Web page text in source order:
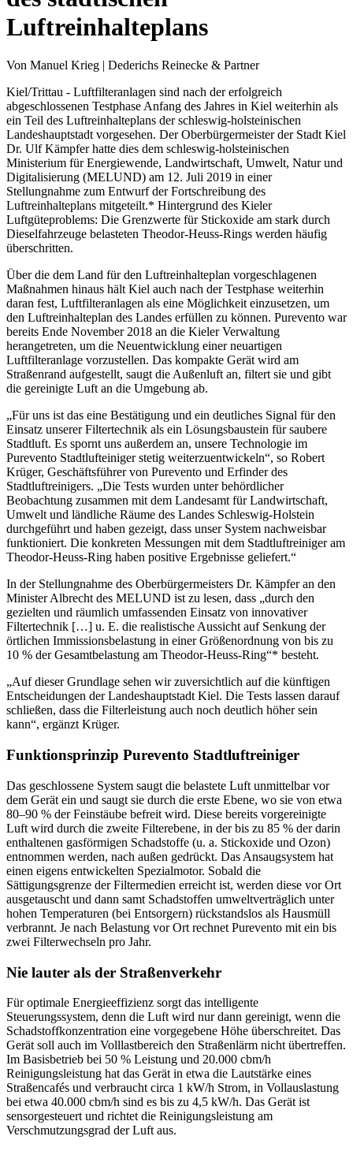
Luftreinhalteplans
Von Manuel Krieg | Dederichs Reinecke & Partner
Kiel/Trittau - Luftfilteranlagen sind nach der erfolgreich
abgeschlossenen Testphase Anfang des Jahres in Kiel weiterhin als
ein Teil des Luftreinhalteplans der schleswig-holsteinischen
Landeshauptstadt vorgesehen. Der Oberbürgermeister der Stadt Kiel
Dr. Ulf Kämpfer hatte dies dem schleswig-holsteinischen
Ministerium für Energiewende, Landwirtschaft, Umwelt, Natur und
Digitalisierung (MELUND) am 12. Juli 2019 in einer
Stellungnahme zum Entwurf der Fortschreibung des
Luftreinhalteplans mitgeteilt.* Hintergrund des Kieler
Luftgüteproblems: Die Grenzwerte für Stickoxide am stark durch
Dieselfahrzeuge belasteten Theodor-Heuss-Rings werden häufig
überschritten.
Über die dem Land für den Luftreinhalteplan vorgeschlagenen
Maßnahmen hinaus hält Kiel auch nach der Testphase weiterhin
daran fest, Luftfilteranlagen als eine Möglichkeit einzusetzen, um
den Luftreinhalteplan des Landes erfüllen zu können. Purevento war
bereits Ende November 2018 an die Kieler Verwaltung
herangetreten, um die Neuentwicklung einer neuartigen
Luftfilteranlage vorzustellen. Das kompakte Gerät wird am
Straßenrand aufgestellt, saugt die Außenluft an, filtert sie und gibt
die gereinigte Luft an die Umgebung ab.
„Für uns ist das eine Bestätigung und ein deutliches Signal für den
Einsatz unserer Filtertechnik als ein Lösungsbaustein für saubere
Stadtluft. Es spornt uns außerdem an, unsere Technologie im
Purevento Stadtlufteiniger stetig weiterzuentwickeln“, so Robert
Krüger, Geschäftsführer von Purevento und Erfinder des
Stadtluftreinigers. „Die Tests wurden unter behördlicher
Beobachtung zusammen mit dem Landesamt für Landwirtschaft,
Umwelt und ländliche Räume des Landes Schleswig-Holstein
durchgeführt und haben gezeigt, dass unser System nachweisbar
funktioniert. Die konkreten Messungen mit dem Stadtluftreiniger am
Theodor-Heuss-Ring haben positive Ergebnisse geliefert.“
In der Stellungnahme des Oberbürgermeisters Dr. Kämpfer an den
Minister Albrecht des MELUND ist zu lesen, dass „durch den
gezielten und räumlich umfassenden Einsatz von innovativer
Filtertechnik […] u. E. die realistische Aussicht auf Senkung der
örtlichen Immissionsbelastung in einer Größenordnung von bis zu
10 % der Gesamtbelastung am Theodor-Heuss-Ring“* besteht.
„Auf dieser Grundlage sehen wir zuversichtlich auf die künftigen
Entscheidungen der Landeshauptstadt Kiel. Die Tests lassen darauf
schließen, dass die Filterleistung auch noch deutlich höher sein
kann“, ergänzt Krüger.
Funktionsprinzip Purevento Stadtluftreiniger
Das geschlossene System saugt die belastete Luft unmittelbar vor
dem Gerät ein und saugt sie durch die erste Ebene, wo sie von etwa
80–90 % der Feinstäube befreit wird. Diese bereits vorgereinigte
Luft wird durch die zweite Filterebene, in der bis zu 85 % der darin
enthaltenen gasförmigen Schadstoffe (u. a. Stickoxide und Ozon)
entnommen werden, nach außen gedrückt. Das Ansaugsystem hat
einen eigens entwickelten Spezialmotor. Sobald die
Sättigungsgrenze der Filtermedien erreicht ist, werden diese vor Ort
ausgetauscht und dann samt Schadstoffen umweltverträglich unter
hohen Temperaturen (bei Entsorgern) rückstandslos als Hausmüll
verbrannt. Je nach Belastung vor Ort rechnet Purevento mit ein bis
zwei Filterwechseln pro Jahr.
Nie lauter als der Straßenverkehr
Für optimale Energieeffizienz sorgt das intelligente
Steuerungssystem, denn die Luft wird nur dann gereinigt, wenn die
Schadstoffkonzentration eine vorgegebene Höhe überschreitet. Das
Gerät soll auch im Volllastbereich den Straßenlärm nicht übertreffen.
Im Basisbetrieb bei 50 % Leistung und 20.000 cbm/h
Reinigungsleistung hat das Gerät in etwa die Lautstärke eines
Straßencafés und verbraucht circa 1 kW/h Strom, in Vollauslastung
bei etwa 40.000 cbm/h sind es bis zu 4,5 kW/h. Das Gerät ist
sensorgesteuert und richtet die Reinigungsleistung am
Verschmutzungsgrad der Luft aus.